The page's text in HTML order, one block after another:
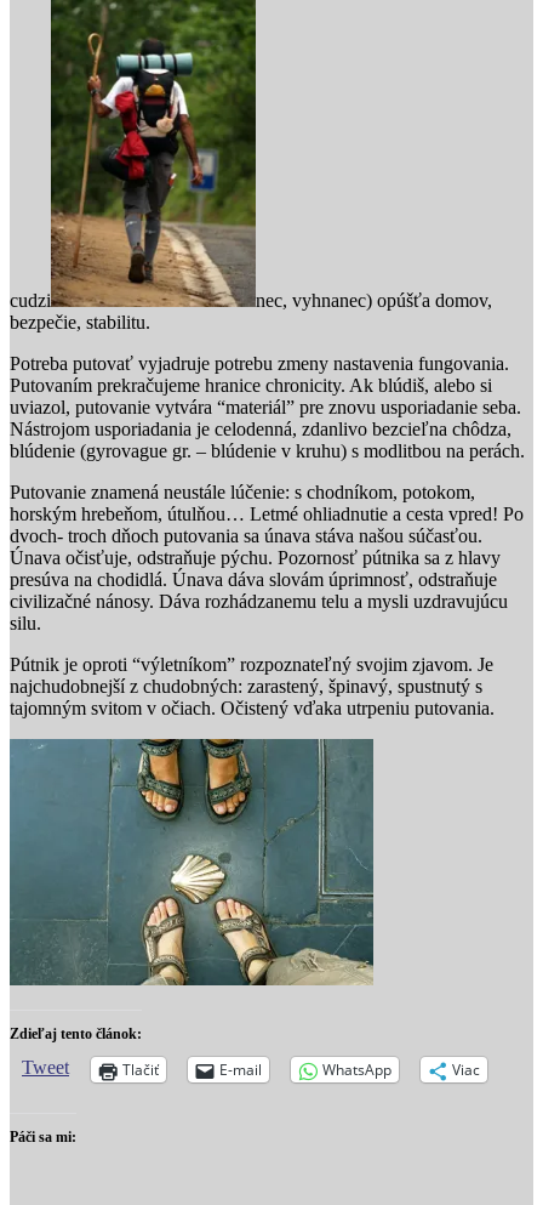
cudzi
nec, vyhnanec) opúšťa domov,
bezpečie, stabilitu.
Potreba putovať vyjadruje potrebu zmeny nastavenia fungovania.
Putovaním prekračujeme hranice chronicity. Ak blúdiš, alebo si
uviazol, putovanie vytvára “materiál” pre znovu usporiadanie seba.
Nástrojom usporiadania je celodenná, zdanlivo bezcieľna chôdza,
blúdenie (gyrovague gr. – blúdenie v kruhu) s modlitbou na perách.
Putovanie znamená neustále lúčenie: s chodníkom, potokom,
horským hrebeňom, útulňou… Letmé ohliadnutie a cesta vpred! Po
dvoch- troch dňoch putovania sa únava stáva našou súčasťou.
Únava očisťuje, odstraňuje pýchu. Pozornosť pútnika sa z hlavy
presúva na chodidlá. Únava dáva slovám úprimnosť, odstraňuje
civilizačné nánosy. Dáva rozhádzanemu telu a mysli uzdravujúcu
silu.
Pútnik je oproti “výletníkom” rozpoznateľný svojim zjavom. Je
najchudobnejší z chudobných: zarastený, špinavý, spustnutý s
tajomným svitom v očiach. Očistený vďaka utrpeniu putovania.
Zdieľaj tento článok:
Tweet Tlačiť E-mail WhatsApp Viac
Páči sa mi: